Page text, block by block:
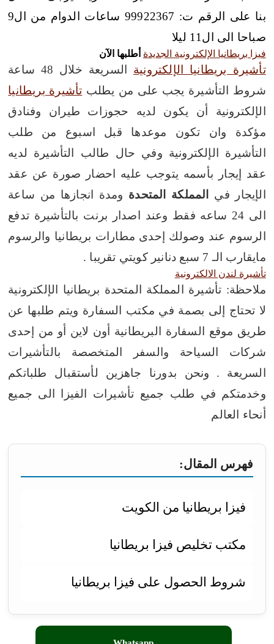
بنا على الرقم ت: 99922367 ساعات الدوام من ال9
صباحا الى ال11 ليلا
فيزا بريطانيا الإلكترونية الجديدة أطلبها الآن
تأشيرة بريطانيا الإلكترونية
السريعة خلال 48 ساعة
شروط التأشيرة يجب على من يطلب تأشيرة بريطانيا
الإلكترونية أن يكون لديه حجوزات طيران وفنادق
مؤكدة وان تكون موعدها قبل اسبوع من طلب
التأشيرة الإلكترونية وفي حال طالب التأشيرة لديه
عقد إيجار بأسمه يتوجب عليه احضار صورة عن عقد
الإيجار في
المملكة المتحدة ومدة انجازها من ساعة
الى 24 ساعه فقط وعند اصدار برنت بالتأشيرة تدفع
الرسوم عند وصولك إحدى مطارات بريطانيا والرسوم
مايقارب الـ 7 سبع دنانير كويتي تقريبا .
تأشيرة لندن الالكترونية
ملاحظة: تأشيرة المملكة المتحدة بريطانيا الإلكترونية
لا تحتاج إلى بصمة في مكتب السفارة ويتم طلبها عن
طريق موقع السفارة البريطانية أون لاين أو من إحدى
شركات السياحة والسفر المتخصصة بالتأشيرات
السريعة .
ونحن بدورنا جاهزين لأستقبال طلباتكم
وخدمتكم في طلب جميع تأشيرات الفيزا الى جميع
أنحاء العالم
فهرس المقال:
فيزا بريطانيا من الكويت
مكتب تخليص فيزا بريطانيا
شروط الحصول على فيزا بريطانيا